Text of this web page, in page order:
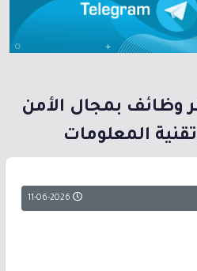
وظائف بمجال الأمن
المعلومات
11-06-2026